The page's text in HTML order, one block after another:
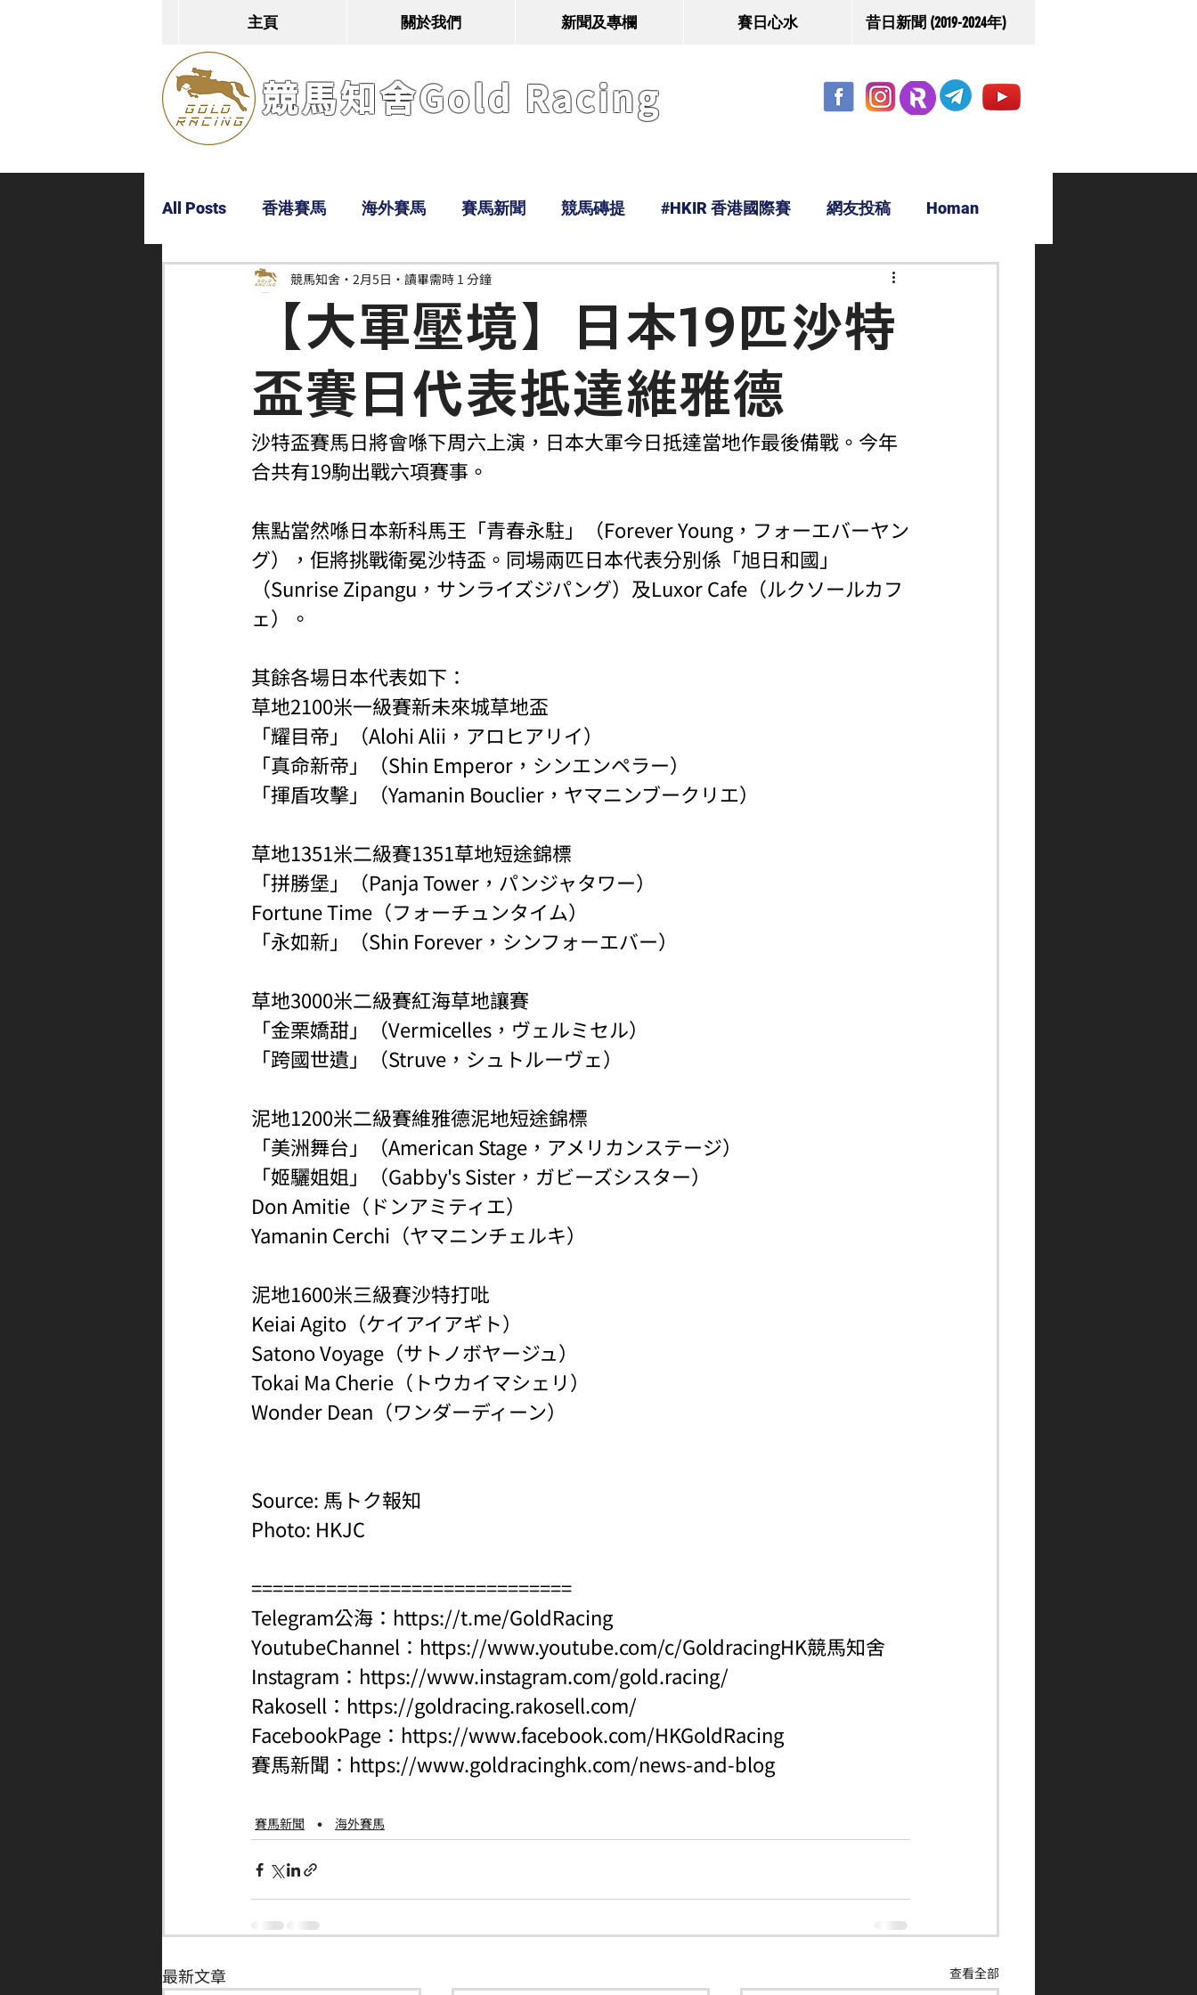
主頁 關於我們 新聞及專欄 賽日心水 昔日新聞 (2019-2024年)
競馬知舍Gold Racing
All Posts 香港賽馬 海外賽馬 賽馬新聞 競馬磚提 #HKIR 香港國際賽 網友投稿 Homan
Bobby 超仔 Tony
【大軍壓境】日本19匹沙特
盃賽日代表抵達維雅德
競馬知舍 2月5日 讀畢需時 1 分鐘
沙特盃賽馬日將會喺下周六上演，日本大軍今日抵達當地作最後備戰。今年
合共有19駒出戰六項賽事。
焦點當然喺日本新科馬王「青春永駐」（Forever Young，フォーエバーヤン
グ），佢將挑戰衛冕沙特盃。同場兩匹日本代表分別係「旭日和國」
（Sunrise Zipangu，サンライズジパング）及Luxor Cafe（ルクソールカフ
ェ）。
其餘各場日本代表如下：
草地2100米一級賽新未來城草地盃
「耀目帝」（Alohi Alii，アロヒアリイ）
「真命新帝」（Shin Emperor，シンエンペラー）
「揮盾攻擊」（Yamanin Bouclier，ヤマニンブークリエ）
草地1351米二級賽1351草地短途錦標
「拼勝堡」（Panja Tower，パンジャタワー）
Fortune Time（フォーチュンタイム）
「永如新」（Shin Forever，シンフォーエバー）
草地3000米二級賽紅海草地讓賽
「金栗嬌甜」（Vermicelles，ヴェルミセル）
「跨國世遺」（Struve，シュトルーヴェ）
泥地1200米二級賽維雅德泥地短途錦標
「美洲舞台」（American Stage，アメリカンステージ）
「姬驪姐姐」（Gabby's Sister，ガビーズシスター）
Don Amitie（ドンアミティエ）
Yamanin Cerchi（ヤマニンチェルキ）
泥地1600米三級賽沙特打吡
Keiai Agito（ケイアイアギト）
Satono Voyage（サトノボヤージュ）
Tokai Ma Cherie（トウカイマシェリ）
Wonder Dean（ワンダーディーン）
Source: 馬トク報知
Photo: HKJC
==============================
Telegram公海： https://t.me/GoldRacing
YoutubeChannel： https://www.youtube.com/c/GoldracingHK競馬知舍
Instagram： https://www.instagram.com/gold.racing/
Rakosell： https://goldracing.rakosell.com/
FacebookPage： https://www.facebook.com/HKGoldRacing
賽馬新聞： https://www.goldracinghk.com/news-and-blog
賽馬新聞 海外賽馬
最新文章 查看全部